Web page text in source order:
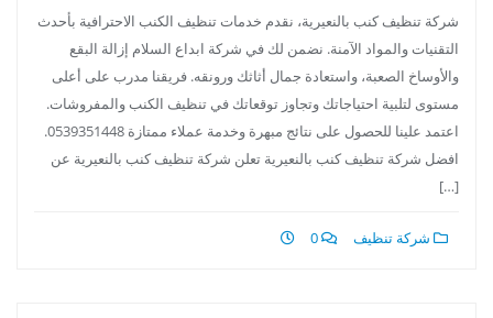
شركة تنظيف كنب بالنعيرية، نقدم خدمات تنظيف الكنب الاحترافية بأحدث
التقنيات والمواد الآمنة. نضمن لك في شركة ابداع السلام إزالة البقع
والأوساخ الصعبة، واستعادة جمال أثاثك ورونقه. فريقنا مدرب على أعلى
مستوى لتلبية احتياجاتك وتجاوز توقعاتك في تنظيف الكنب والمفروشات.
اعتمد علينا للحصول على نتائج مبهرة وخدمة عملاء ممتازة 0539351448.
افضل شركة تنظيف كنب بالنعيرية تعلن شركة تنظيف كنب بالنعيرية عن
[…]
شركة تنظيف